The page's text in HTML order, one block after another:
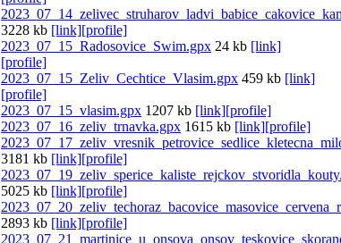
3228 kb [link][profile]
2023_07_15_Radosovice_Swim.gpx 24 kb [link]
[profile]
2023_07_15_Zeliv_Cechtice_Vlasim.gpx 459 kb [link]
[profile]
2023_07_15_vlasim.gpx 1207 kb [link][profile]
2023_07_16_zeliv_trnavka.gpx 1615 kb [link][profile]
3181 kb [link][profile]
5025 kb [link][profile]
2893 kb [link][profile]